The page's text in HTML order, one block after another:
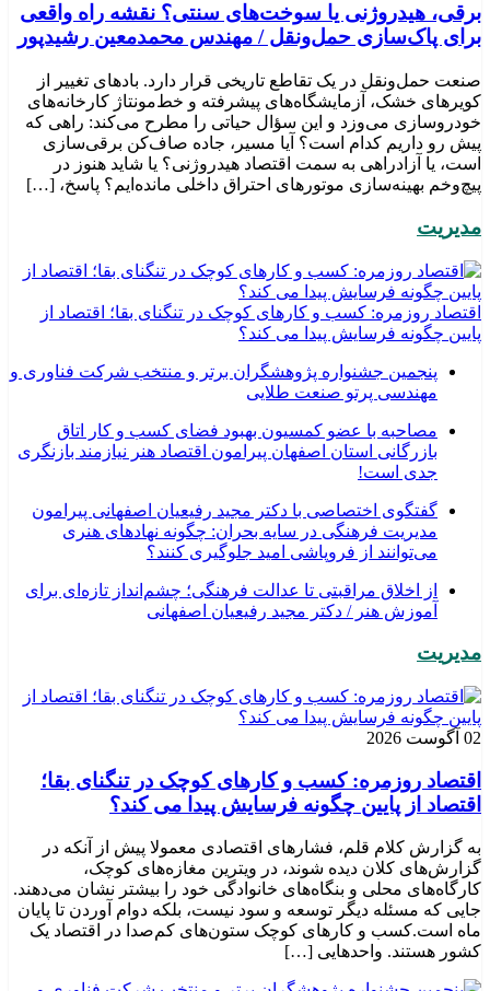
برقی، هیدروژنی یا سوخت‌های سنتی؟ نقشه راه واقعی
برای پاک‌سازی حمل‌ونقل / مهندس محمدمعین رشیدپور
صنعت حمل‌ونقل در یک تقاطع تاریخی قرار دارد. بادهای تغییر از
کویرهای خشک، آزمایشگاه‌های پیشرفته و خط‌مونتاژ کارخانه‌های
خودروسازی می‌وزد و این سؤال حیاتی را مطرح می‌کند: راهی که
پیش رو داریم کدام است؟ آیا مسیر، جاده صاف‌کن برقی‌سازی
است، یا آزادراهی به سمت اقتصاد هیدروژنی؟ یا شاید هنوز در
پیچ‌وخم بهینه‌سازی موتورهای احتراق داخلی مانده‌ایم؟ پاسخ، […]
مدیریت
اقتصاد روزمره: کسب‌ و کارهای کوچک در تنگنای بقا؛ اقتصاد از
پایین چگونه فرسایش پیدا می کند؟
پنجمین جشنواره پژوهشگران برتر و منتخب شرکت فناوری و
مهندسی پرتو صنعت طلایی
مصاحبه با عضو کمسیون بهبود فضای کسب و کار اتاق
بازرگانی استان اصفهان پیرامون اقتصاد هنر نیازمند بازنگری
جدی است!
گفتگوی اختصاصی با دکتر مجید رفیعیان اصفهانی پیرامون
مدیریت فرهنگی در سایه بحران: چگونه نهادهای هنری
می‌توانند از فروپاشی امید جلوگیری کنند؟
از اخلاق مراقبتی تا عدالت فرهنگی؛ چشم‌انداز تازه‌ای برای
آموزش هنر / دکتر مجید رفیعیان اصفهانی
مدیریت
02 آگوست 2026
اقتصاد روزمره: کسب‌ و کارهای کوچک در تنگنای بقا؛
اقتصاد از پایین چگونه فرسایش پیدا می کند؟
به گزارش کلام قلم، فشارهای اقتصادی معمولا پیش از آنکه در
گزارش‌های کلان دیده شوند، در ویترین مغازه‌های کوچک،
کارگاه‌های محلی و بنگاه‌های خانوادگی خود را بیشتر نشان می‌دهند.
جایی که مسئله دیگر توسعه و سود نیست، بلکه دوام آوردن تا پایان
ماه است.کسب‌ و کارهای کوچک ستون‌های کم‌صدا در اقتصاد یک
کشور هستند. واحدهایی […]